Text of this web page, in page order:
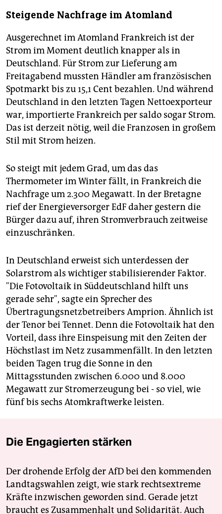
Steigende Nachfrage im Atomland
Ausgerechnet im Atomland Frankreich ist der
Strom im Moment deutlich knapper als in
Deutschland. Für Strom zur Lieferung am
Freitagabend mussten Händler am französischen
Spotmarkt bis zu 15,1 Cent bezahlen. Und während
Deutschland in den letzten Tagen Nettoexporteur
war, importierte Frankreich per saldo sogar Strom.
Das ist derzeit nötig, weil die Franzosen in großem
Stil mit Strom heizen.
So steigt mit jedem Grad, um das das
Thermometer im Winter fällt, in Frankreich die
Nachfrage um 2.300 Megawatt. In der Bretagne
rief der Energieversorger EdF daher gestern die
Bürger dazu auf, ihren Stromverbrauch zeitweise
einzuschränken.
In Deutschland erweist sich unterdessen der
Solarstrom als wichtiger stabilisierender Faktor.
"Die Fotovoltaik in Süddeutschland hilft uns
gerade sehr", sagte ein Sprecher des
Übertragungsnetzbetreibers Amprion. Ähnlich ist
der Tenor bei Tennet. Denn die Fotovoltaik hat den
Vorteil, dass ihre Einspeisung mit den Zeiten der
Höchstlast im Netz zusammenfällt. In den letzten
beiden Tagen trug die Sonne in den
Mittagsstunden zwischen 6.000 und 8.000
Megawatt zur Stromerzeugung bei - so viel, wie
fünf bis sechs Atomkraftwerke leisten.
Die Engagierten stärken
Der drohende Erfolg der AfD bei den kommenden
Landtagswahlen zeigt, wie stark rechtsextreme
Kräfte inzwischen geworden sind. Gerade jetzt
braucht es Zusammenhalt und Solidarität. Auch